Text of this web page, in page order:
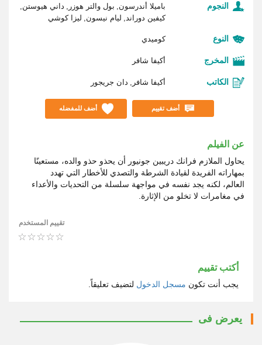
النجوم باميلا أندرسون بول والتر هوزر
داني هيوستن
كيفين دوراند
ليام نيسون ليزا كوشي
النوع كوميدي
المخرج أكيفا شافر
الكاتب أكيفا شافر دان جريجور
أضف تقييم أضف للمفضله
عن الفيلم
يحاول الملازم فرانك دريبين جونيور أن يحذو حذو والده، مستعينًا
بمهاراته الفريدة لقيادة الشرطة والتصدي للأخطار التي تهدد
العالم، لكنه يجد نفسه في مواجهة سلسلة من التحديات والأعداء
في مغامرات لا تخلو من الإثارة.
تقييم المستخدم
أكتب تقييم
يجب أنت تكون مسجل الدخول لتضيف تعليقاً.
يعرض فى